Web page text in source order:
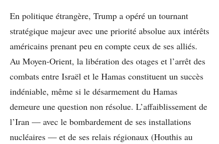
En politique étrangère, Trump a opéré un tournant
stratégique majeur avec une priorité absolue aux intérêts
américains prenant peu en compte ceux de ses alliés.
Au Moyen-Orient, la libération des otages et l’arrêt des
combats entre Israël et le Hamas constituent un succès
indéniable, même si le désarmement du Hamas
demeure une question non résolue. L’affaiblissement de
l’Iran — avec le bombardement de ses installations
nucléaires — et de ses relais régionaux (Houthis au